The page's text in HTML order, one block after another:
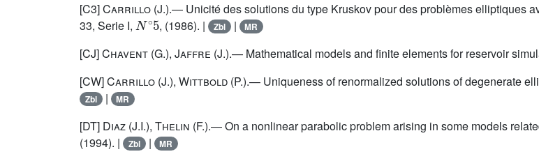
[C3]Carrillo (J.).— Unicité des solutions du type Kruskov pour des problèmes elliptiques
33, Serie I,
N∘5
, (1986). | Zbl | MR
[CJ]Chavent (G.), Jaffre (J.).— Mathematical models and finite elements for reservoir
[CW]Carrillo (J.), Wittbold (P.).— Uniqueness of renormalized solutions of degenerate
Zbl | MR
[DT] Diaz (J.I.), Thelin (F.).— On a nonlinear parabolic problem arising in some models
(1994). |
Zbl | MR